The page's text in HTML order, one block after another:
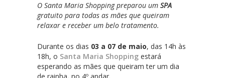
O Santa Maria Shopping preparou um SPA
gratuito para todas as mães que queiram
relaxar e receber um belo tratamento.
Durante os dias 03 a 07 de maio, das 14h às
18h, o Santa Maria Shopping estará
esperando as mães que queiram ter um dia